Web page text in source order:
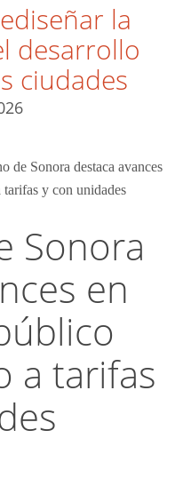
la
desarrollo
ciudades
de Sonora destaca avances
y con unidades
Sonora
en
a tarifas